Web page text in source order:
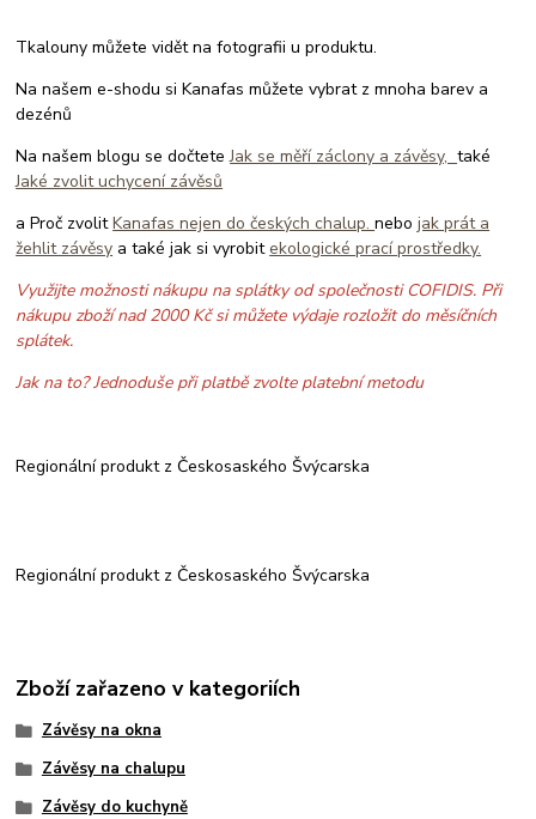
Tkalouny můžete vidět na fotografii u produktu.
Na našem e-shodu si Kanafas můžete vybrat z mnoha barev a
dezénů
Na našem blogu se dočteteJak se měří záclony a závěsy,také
Jaké zvolit uchycení závěsů
a Proč zvolitKanafas nejen do českých chalup.nebojak prát a
žehlit závěsy a také jak si vyrobitekologické prací prostředky.
Využijte možnosti nákupu na splátky od společnosti COFIDIS. Při
nákupu zboží nad 2000 Kč si můžete výdaje rozložit do měsíčních
splátek.
Jak na to? Jednoduše při platbě zvolte platební metodu
Regionální produkt z Českosaského Švýcarska
Regionální produkt z Českosaského Švýcarska
Zboží zařazeno v kategoriích
Závěsy na okna
Závěsy na chalupu
Závěsy do kuchyně